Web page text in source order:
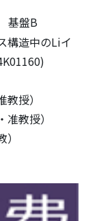
基盤B
構造中のLiイ
授）
教授）